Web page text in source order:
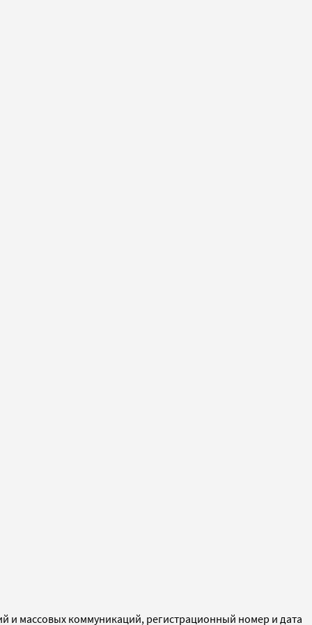
и массовых коммуникаций, регистрационный номер и дата